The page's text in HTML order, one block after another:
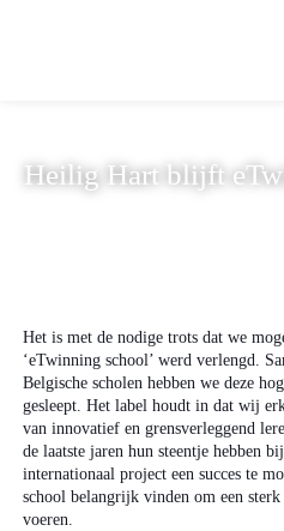
Heilig Hart blijft
Het is met de nodige trots dat we
‘eTwinning school’ werd verlengd.
Belgische scholen hebben we deze
gesleept. Het label houdt in dat wij
van innovatief en grensverleggend
de laatste jaren hun steentje hebben
internationaal project een succes te
school belangrijk vinden om een
voeren.